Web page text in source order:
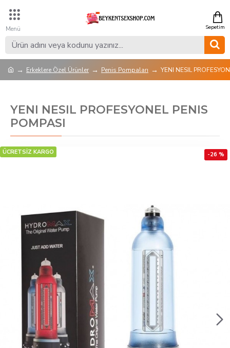
Erkeklere Özel Ürünler Penis Pompaları YENI NESIL
YENI NESIL PROFESYONEL PENIS
POMPASI
ÜCRETSİZ KARGO -26 %